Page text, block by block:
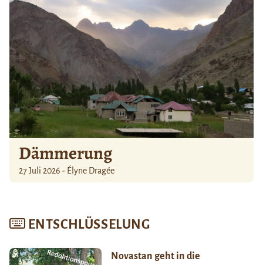
Dämmerung
27 Juli 2026 - Élyne Dragée
ENTSCHLÜSSELUNG
Novastan geht in die